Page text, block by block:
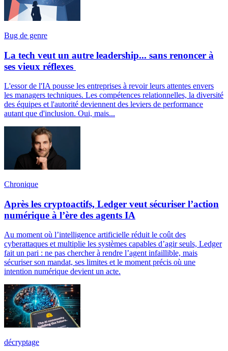
Bug de genre
La tech veut un autre leadership... sans renoncer à
ses vieux réflexes
L'essor de l'IA pousse les entreprises à revoir leurs attentes envers
les managers techniques. Les compétences relationnelles, la diversité
des équipes et l'autorité deviennent des leviers de performance
autant que d'inclusion. Oui, mais...
Chronique
Après les cryptoactifs, Ledger veut sécuriser l’action
numérique à l’ère des agents IA
Au moment où l’intelligence artificielle réduit le coût des
cyberattaques et multiplie les systèmes capables d’agir seuls, Ledger
fait un pari : ne pas chercher à rendre l’agent infaillible, mais
sécuriser son mandat, ses limites et le moment précis où une
intention numérique devient un acte.
décryptage